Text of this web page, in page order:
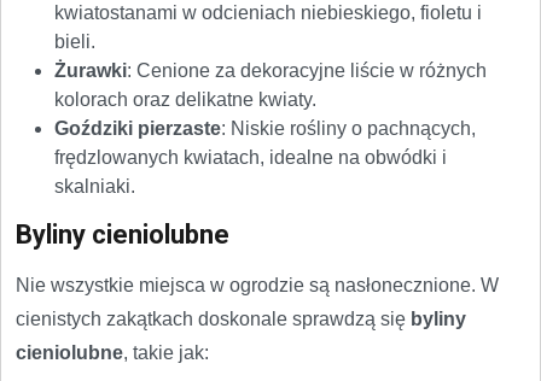
kwiatostanami w odcieniach niebieskiego, fioletu i
bieli.
Żurawki: Cenione za dekoracyjne liście w różnych
kolorach oraz delikatne kwiaty.
Goździki pierzaste: Niskie rośliny o pachnących,
frędzlowanych kwiatach, idealne na obwódki i
skalniaki.
Byliny cieniolubne
Nie wszystkie miejsca w ogrodzie są nasłonecznione. W
cienistych zakątkach doskonale sprawdzą się byliny
cieniolubne, takie jak: